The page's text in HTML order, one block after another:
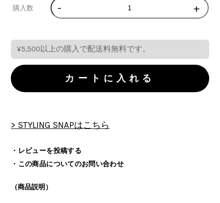
購入数 +
-
¥5,500以上の購入で配送料無料です。
> STYLING SNAPはこちら
・レビューを投稿する
・この商品についてのお問い合わせ
（商品説明）